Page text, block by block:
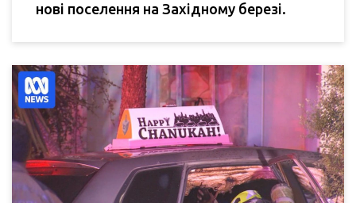
нові поселення на Західному березі.